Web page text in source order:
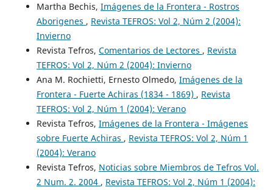
Martha Bechis, Imágenes de la Frontera - Rostros
Aborigenes , Revista TEFROS: Vol 2, Núm 2 (2004):
Invierno
Revista Tefros, Comentarios de Lectores , Revista
TEFROS: Vol 2, Núm 2 (2004): Invierno
Ana M. Rochietti, Ernesto Olmedo, Imágenes de la
Frontera - Fuerte Achiras (1834 - 1869) , Revista
TEFROS: Vol 2, Núm 1 (2004): Verano
Revista Tefros, Imágenes de la Frontera - Imágenes
sobre Fuerte Achiras , Revista TEFROS: Vol 2, Núm 1
(2004): Verano
Revista Tefros, Noticias sobre Miembros de Tefros Vol.
2 Num. 2. 2004 , Revista TEFROS: Vol 2, Núm 1 (2004):